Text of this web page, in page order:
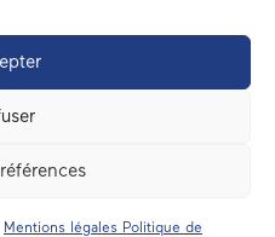
Mentions légales Politique de
médias